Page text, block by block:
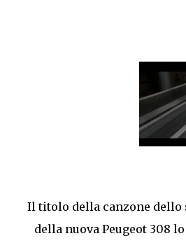
Il titolo della canzone
della nuova Peugeot 308